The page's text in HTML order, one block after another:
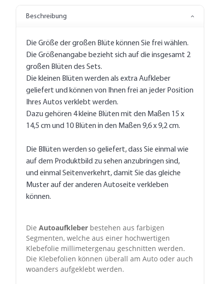
Beschreibung
Die Größe der großen Blüte können Sie frei wählen.
Die Größenangabe bezieht sich auf die insgesamt 2
großen Blüten des Sets.
Die kleinen Blüten werden als extra Aufkleber
geliefert und können von Ihnen frei an jeder Position
Ihres Autos verklebt werden.
Dazu gehören 4 kleine Blüten mit den Maßen 15 x
14,5 cm und 10 Blüten in den Maßen 9,6 x 9,2 cm.
Die Bllüten werden so geliefert, dass Sie einmal wie
auf dem Produktbild zu sehen anzubringen sind,
und einmal Seitenverkehrt, damit Sie das gleiche
Muster auf der anderen Autoseite verkleben
können.
Die Autoaufkleber bestehen aus farbigen
Segmenten, welche aus einer hochwertigen
Klebefolie millimetergenau geschnitten werden.
Die Klebefolien können überall am Auto oder auch
woanders aufgeklebt werden.